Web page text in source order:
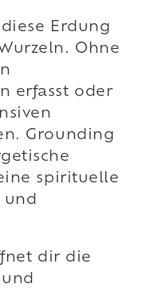
Erdung
Ohne
erfasst oder
Grounding
spirituelle
und
dir die